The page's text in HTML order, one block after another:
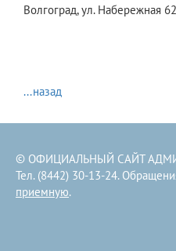
Волгоград, ул. Набережная
...назад
© ОФИЦИАЛЬНЫЙ САЙТ
Тел. (8442) 30-13-24.
приемную.